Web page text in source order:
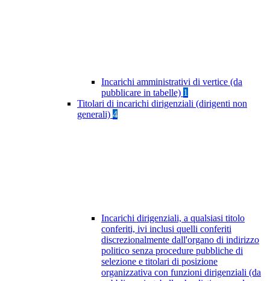
Incarichi amministrativi di vertice (da
pubblicare in tabelle) 1
Titolari di incarichi dirigenziali (dirigenti non
generali) 4
Incarichi dirigenziali, a qualsiasi titolo
conferiti, ivi inclusi quelli conferiti
discrezionalmente dall'organo di indirizzo
politico senza procedure pubbliche di
selezione e titolari di posizione
organizzativa con funzioni dirigenziali (da